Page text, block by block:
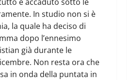
In studio non si è
la quale ha deciso di
dopo l’ennesimo
già durante le
Non resta ora che
in onda della puntata in